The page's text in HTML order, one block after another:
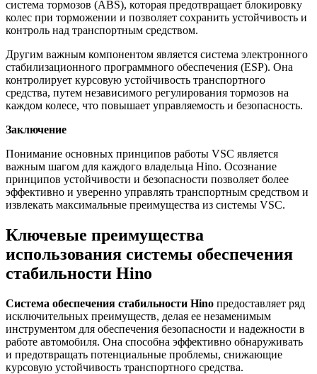
система тормозов (ABS), которая предотвращает блокировку
колес при торможении и позволяет сохранить устойчивость и
контроль над транспортным средством.
Другим важным компонентом является система электронного
стабилизационного программного обеспечения (ESP). Она
контролирует курсовую устойчивость транспортного
средства, путем независимого регулирования тормозов на
каждом колесе, что повышает управляемость и безопасность.
Заключение
Понимание основных принципов работы VSC является
важным шагом для каждого владельца Hino. Осознание
принципов устойчивости и безопасности позволяет более
эффективно и уверенно управлять транспортным средством и
извлекать максимальные преимущества из системы VSC.
Ключевые преимущества
использования системы обеспечения
стабильности Hino
Система обеспечения стабильности Hino предоставляет ряд
исключительных преимуществ, делая ее незаменимым
инструментом для обеспечения безопасности и надежности в
работе автомобиля. Она способна эффективно обнаруживать
и предотвращать потенциальные проблемы, снижающие
курсовую устойчивость транспортного средства.